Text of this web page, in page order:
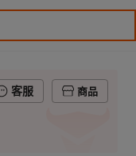
客服 商品